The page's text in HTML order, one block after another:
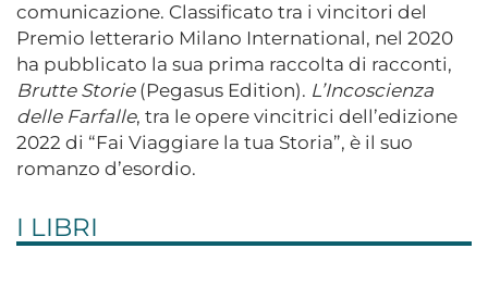
comunicazione. Classificato tra i vincitori del
Premio letterario Milano International, nel 2020
ha pubblicato la sua prima raccolta di racconti,
Brutte Storie(Pegasus Edition). L’Incoscienza
delle Farfalle, tra le opere vincitrici dell’edizione
2022 di “Fai Viaggiare la tua Storia”, è il suo
romanzo d’esordio.
I LIBRI